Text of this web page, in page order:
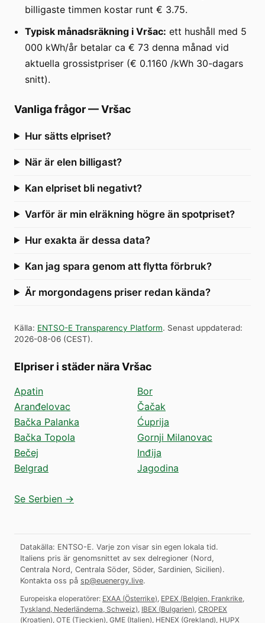
billigaste timmen kostar runt € 3.75.
Typisk månadsräkning i Vršac: ett hushåll med 5
000 kWh/år betalar ca € 73 denna månad vid
aktuella grossistpriser (€ 0.1160 /kWh 30-dagars
snitt).
Vanliga frågor—Vršac
Hur sätts elpriset?
När är elen billigast?
Kan elpriset bli negativt?
Varför är min elräkning högre än spotpriset?
Hur exakta är dessa data?
Kan jag spara genom att flytta förbruk?
Är morgondagens priser redan kända?
Källa: ENTSO-E Transparency Platform. Senast uppdaterad:
2026-08-06 (CEST).
Elpriser i städer nära Vršac
Apatin
Aranđelovac
Bačka Palanka
Bačka Topola
Bečej
Belgrad
Bor
Čačak
Ćuprija
Gornji Milanovac
Inđija
Jagodina
Se Serbien →
Datakälla: ENTSO-E. Varje zon visar sin egen lokala tid.
Italiens pris är genomsnittet av sex delregioner (Nord,
Centrala Nord, Centrala Söder, Söder, Sardinien, Sicilien).
Kontakta oss på sp@euenergy.live.
Europeiska eloperatörer: EXAA (Österrike) EPEX (Belgien, Frankrike,
Tyskland, Nederländerna, Schweiz) IBEX (Bulgarien) CROPEX
(Kroatien) OTE (Tjeckien) GME (Italien) HENEX (Grekland) HUPX